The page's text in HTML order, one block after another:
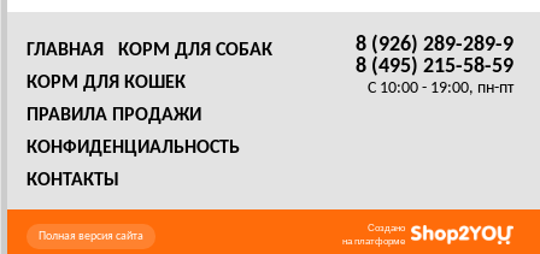
8 (926) 289-289-9
8 (495) 215-58-59
C 10:00 - 19:00, пн-пт
ГЛАВНАЯ
КОРМ ДЛЯ СОБАК
КОРМ ДЛЯ КОШЕК
ПРАВИЛА ПРОДАЖИ
КОНФИДЕНЦИАЛЬНОСТЬ
КОНТАКТЫ
Создано
на платформе
Полная версия сайта